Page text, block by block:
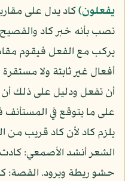
يفعلون﴾كاد يدل على
نصب بأنه خبر كاد
يركب مع الفعل فيقوم
أفعال غير ثابتة ولا
أن تفعل ودليل على ذلك
على ما يتوقع في المستأنف
يلزم كاد لأن كاد قريب من
الشعر أنشد الأصمعي:
حشو ريطة وبرود. القصة: